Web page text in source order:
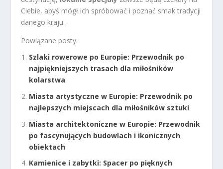
Ciebie, abyś mógł ich spróbować i poznać smak tradycji
danego kraju.
Powiązane posty:
Szlaki rowerowe po Europie: Przewodnik po
najpiękniejszych trasach dla miłośników
kolarstwa
Miasta artystyczne w Europie: Przewodnik po
najlepszych miejscach dla miłośników sztuki
Miasta architektoniczne w Europie: Przewodnik
po fascynujących budowlach i ikonicznych
obiektach
Kamienice i zabytki: Spacer po pięknych